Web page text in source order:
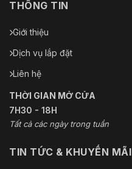
THÔNG TIN
Giới thiệu
Dịch vụ lắp đặt
Liên hệ
THỜI GIAN MỞ CỬA
7H30 - 18H
Tất cả các ngày trong tuần
TIN TỨC & KHUYẾN MÃI